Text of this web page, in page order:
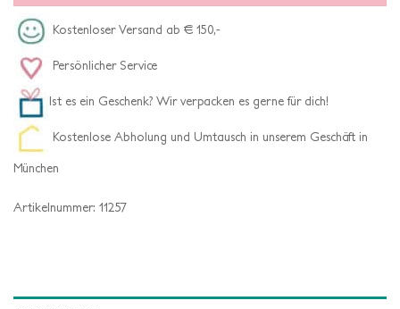
Kostenloser Versand ab € 150,-
Persönlicher Service
Ist es ein Geschenk? Wir verpacken es gerne für dich!
Kostenlose Abholung und Umtausch in unserem Geschäft in
München
Artikelnummer: 11257